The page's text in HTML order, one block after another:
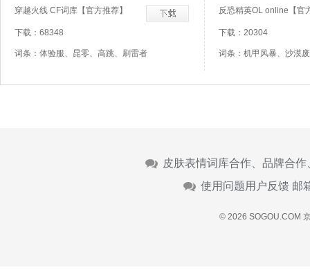
穿越火线 CF词库【官方推荐】
下载：68348
词条：体验服、昆零、高跳、刷雷者
反恐精英OL online【官
下载：20304
词条：机甲风暴、沙漠
皮肤表情词库合作、品牌合
使用问题用户反馈 邮
© 2026 SOGOU.COM